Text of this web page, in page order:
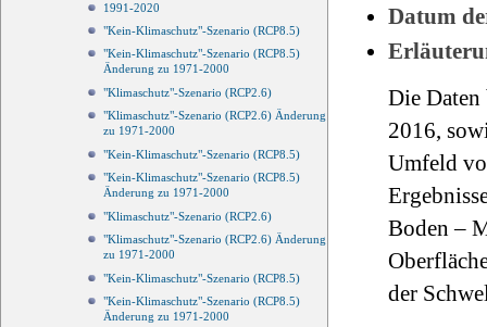
1991-2020
"Kein-Klimaschutz"-Szenario (RCP8.5)
"Kein-Klimaschutz"-Szenario (RCP8.5)
Änderung zu 1971-2000
"Klimaschutz"-Szenario (RCP2.6)
"Klimaschutz"-Szenario (RCP2.6) Änderung
zu 1971-2000
"Kein-Klimaschutz"-Szenario (RCP8.5)
"Kein-Klimaschutz"-Szenario (RCP8.5)
Änderung zu 1971-2000
"Klimaschutz"-Szenario (RCP2.6)
"Klimaschutz"-Szenario (RCP2.6) Änderung
zu 1971-2000
"Kein-Klimaschutz"-Szenario (RCP8.5)
"Kein-Klimaschutz"-Szenario (RCP8.5)
Änderung zu 1971-2000
Datum
Die Daten
2016,
Umfeld
Boden –
der